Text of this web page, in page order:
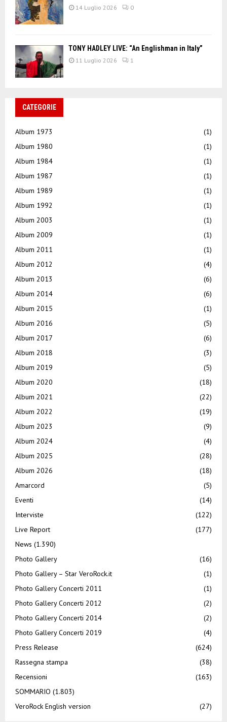
14 Luglio 2026 0
TONY HADLEY LIVE: “An Englishman in Italy”
11 Luglio 2026 1
CATEGORIE
Album 1973
(1)
Album 1980
(1)
Album 1984
(1)
Album 1987
(1)
Album 1989
(1)
Album 1992
(1)
Album 2003
(1)
Album 2009
(1)
Album 2011
(1)
Album 2012
(4)
Album 2013
(6)
Album 2014
(6)
Album 2015
(1)
Album 2016
(5)
Album 2017
(6)
Album 2018
(3)
Album 2019
(5)
Album 2020
(18)
Album 2021
(22)
Album 2022
(19)
Album 2023
(9)
Album 2024
(4)
Album 2025
(28)
Album 2026
(18)
Amarcord
(5)
Eventi
(14)
Interviste
(122)
Live Report
(177)
News (1.390)
Photo Gallery
(16)
Photo Gallery – Star VeroRock.it
(1)
Photo Gallery Concerti 2011
(1)
Photo Gallery Concerti 2012
(2)
Photo Gallery Concerti 2014
(2)
Photo Gallery Concerti 2019
(4)
Press Release
(624)
Rassegna stampa
(38)
Recensioni
(163)
SOMMARIO (1.803)
VeroRock English version
(27)